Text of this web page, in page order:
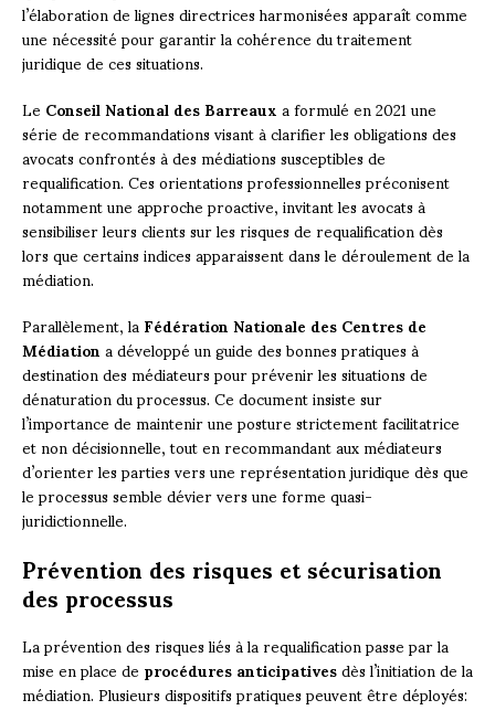
l’élaboration de lignes directrices harmonisées apparaît comme
une nécessité pour garantir la cohérence du traitement
juridique de ces situations.
LeConseil National des Barreauxa formulé en 2021 une
série de recommandations visant à clarifier les obligations des
avocats confrontés à des médiations susceptibles de
requalification. Ces orientations professionnelles préconisent
notamment une approche proactive, invitant les avocats à
sensibiliser leurs clients sur les risques de requalification dès
lors que certains indices apparaissent dans le déroulement de la
médiation.
Parallèlement, laFédération Nationale des Centres de
Médiationa développé un guide des bonnes pratiques à
destination des médiateurs pour prévenir les situations de
dénaturation du processus. Ce document insiste sur
l’importance de maintenir une posture strictement facilitatrice
et non décisionnelle, tout en recommandant aux médiateurs
d’orienter les parties vers une représentation juridique dès que
le processus semble dévier vers une forme quasi-
juridictionnelle.
Prévention des risques et sécurisation
des processus
La prévention des risques liés à la requalification passe par la
mise en place deprocédures anticipativesdès l’initiation de la
médiation. Plusieurs dispositifs pratiques peuvent être déployés: